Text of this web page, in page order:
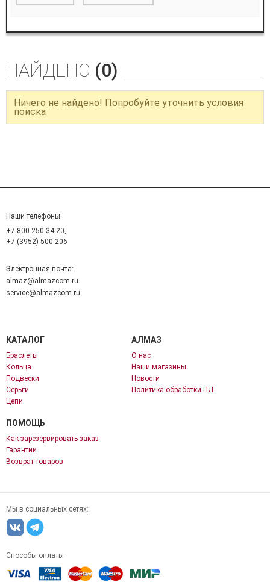
НАЙДЕНО (0)
Ничего не найдено! Попробуйте уточнить условия
поиска
Наши телефоны:
+7 800 250 34 20,
+7 (3952) 500-206
Электронная почта:
almaz@almazcom.ru
service@almazcom.ru
КАТАЛОГ
Браслеты
Кольца
Подвески
Серьги
Цепи
АЛМАЗ
О нас
Наши магазины
Новости
Политика обработки ПД
ПОМОЩЬ
Как зарезервировать заказ
Гарантии
Возврат товаров
Мы в социальных сетях:
Способы оплаты